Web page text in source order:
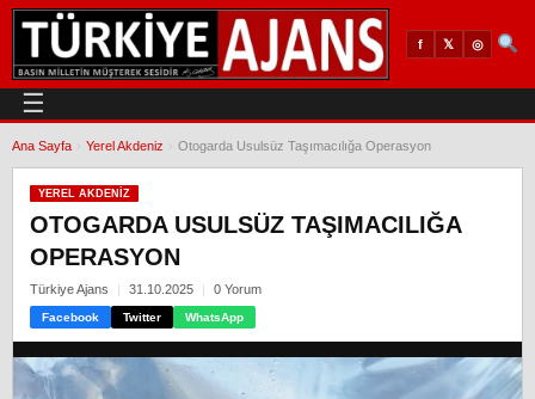
f 𝕏 ◎
☰
Ana Sayfa Yerel Akdeniz Otogarda Usulsüz Taşımacılığa Operasyon
YEREL AKDENIZ
OTOGARDA USULSÜZ TAŞIMACILIĞA
OPERASYON
Türkiye Ajans 31.10.2025 0 Yorum
Facebook Twitter WhatsApp